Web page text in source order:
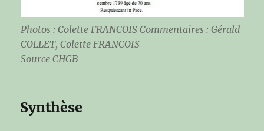
Photos : Colette FRANCOIS Commentaires : Gérald
COLLET, Colette FRANCOIS
Source CHGB
Synthèse